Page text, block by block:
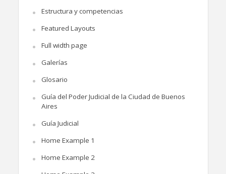
Estructura y competencias
Featured Layouts
Full width page
Galerías
Glosario
Guía del Poder Judicial de la Ciudad de Buenos
Aires
Guía Judicial
Home Example 1
Home Example 2